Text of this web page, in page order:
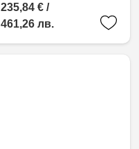
235,84 € /
461,26 лв.